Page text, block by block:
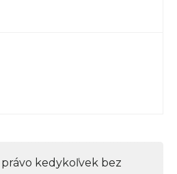
kedykoľvek bez